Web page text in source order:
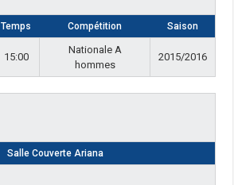
Temps Compétition Saison
15:00
Nationale A
hommes
2015/2016
Salle Couverte Ariana